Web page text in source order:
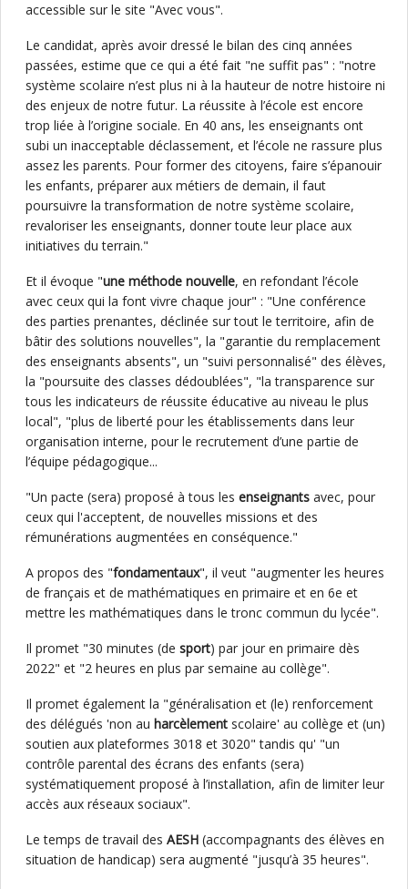
accessible sur le site "Avec vous".
Le candidat, après avoir dressé le bilan des cinq années
passées, estime que ce qui a été fait "ne suffit pas" : "notre
système scolaire n’est plus ni à la hauteur de notre histoire ni
des enjeux de notre futur. La réussite à l’école est encore
trop liée à l’origine sociale. En 40 ans, les enseignants ont
subi un inacceptable déclassement, et l’école ne rassure plus
assez les parents. Pour former des citoyens, faire s’épanouir
les enfants, préparer aux métiers de demain, il faut
poursuivre la transformation de notre système scolaire,
revaloriser les enseignants, donner toute leur place aux
initiatives du terrain."
Et il évoque "une méthode nouvelle, en refondant l’école
avec ceux qui la font vivre chaque jour" : "Une conférence
des parties prenantes, déclinée sur tout le territoire, afin de
bâtir des solutions nouvelles", la "garantie du remplacement
des enseignants absents", un "suivi personnalisé" des élèves,
la "poursuite des classes dédoublées", "la transparence sur
tous les indicateurs de réussite éducative au niveau le plus
local", "plus de liberté pour les établissements dans leur
organisation interne, pour le recrutement d’une partie de
l’équipe pédagogique...
"Un pacte (sera) proposé à tous les enseignants avec, pour
ceux qui l'acceptent, de nouvelles missions et des
rémunérations augmentées en conséquence."
A propos des "fondamentaux", il veut "augmenter les heures
de français et de mathématiques en primaire et en 6e et
mettre les mathématiques dans le tronc commun du lycée".
Il promet "30 minutes (de sport) par jour en primaire dès
2022" et "2 heures en plus par semaine au collège".
Il promet également la "généralisation et (le) renforcement
des délégués 'non au harcèlement scolaire' au collège et (un)
soutien aux plateformes 3018 et 3020" tandis qu' "un
contrôle parental des écrans des enfants (sera)
systématiquement proposé à l’installation, afin de limiter leur
accès aux réseaux sociaux".
Le temps de travail des AESH (accompagnants des élèves en
situation de handicap) sera augmenté "jusqu’à 35 heures".